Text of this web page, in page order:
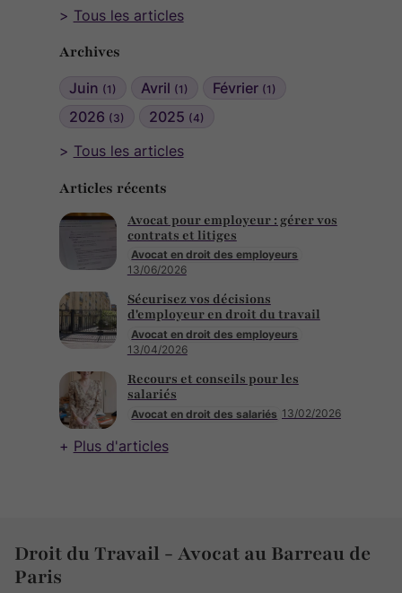
Tous les articles
Archives
Juin (1) Avril (1) Février (1)
2026 (3) 2025 (4)
Tous les articles
Articles récents
Avocat en droit des employeurs
13/06/2026
Avocat pour employeur : gérer vos
contrats et litiges
Avocat en droit des employeurs
13/04/2026
Sécurisez vos décisions
d'employeur en droit du travail
Avocat en droit des salariés 13/02/2026
Recours et conseils pour les
salariés
Plus d'articles
Droit du Travail - Avocat au Barreau de
Paris